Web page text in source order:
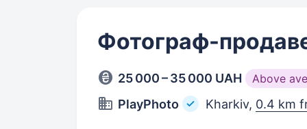
Фотограф-
25 000 – 35 000 UAH Above
PlayPhoto Kharkiv, 0.4 km